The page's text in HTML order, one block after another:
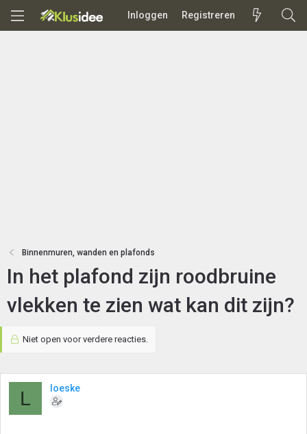
Inloggen Registreren
Binnenmuren, wanden en plafonds
In het plafond zijn roodbruine
vlekken te zien wat kan dit zijn?
Niet open voor verdere reacties.
L loeske